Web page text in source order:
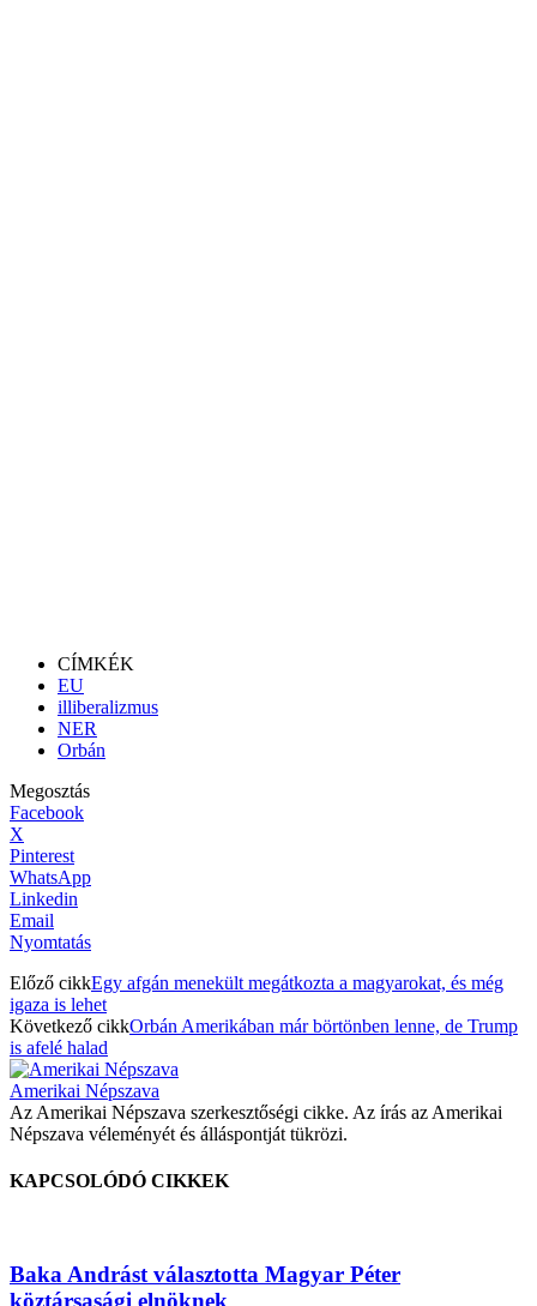
CÍMKÉK
EU
illiberalizmus
NER
Orbán
Megosztás
Facebook
X
Pinterest
WhatsApp
Linkedin
Email
Nyomtatás
Előző cikkEgy afgán menekült megátkozta a magyarokat, és még
igaza is lehet
Következő cikkOrbán Amerikában már börtönben lenne, de Trump
is afelé halad
Amerikai Népszava
Az Amerikai Népszava szerkesztőségi cikke. Az írás az Amerikai
Népszava véleményét és álláspontját tükrözi.
KAPCSOLÓDÓ CIKKEK
Baka Andrást választotta Magyar Péter
köztársasági elnöknek